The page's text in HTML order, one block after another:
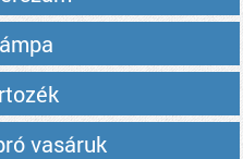
vasáruk